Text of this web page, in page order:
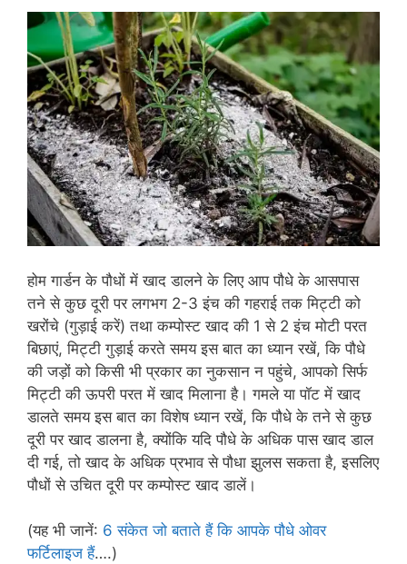
होम गार्डन के पौधों में खाद डालने के लिए आप पौधे के आसपास
तने से कुछ दूरी पर लगभग 2-3 इंच की गहराई तक मिट्टी को
खरोंचे (गुड़ाई करें) तथा कम्पोस्ट खाद की 1 से 2 इंच मोटी परत
बिछाएं, मिट्टी गुड़ाई करते समय इस बात का ध्यान रखें, कि पौधे
की जड़ों को किसी भी प्रकार का नुकसान न पहुंचे, आपको सिर्फ
मिट्टी की ऊपरी परत में खाद मिलाना है। गमले या पॉट में खाद
डालते समय इस बात का विशेष ध्यान रखें, कि पौधे के तने से कुछ
दूरी पर खाद डालना है, क्योंकि यदि पौधे के अधिक पास खाद डाल
दी गई, तो खाद के अधिक प्रभाव से पौधा झुलस सकता है, इसलिए
पौधों से उचित दूरी पर कम्पोस्ट खाद डालें।
(यह भी जानें: 6 संकेत जो बताते हैं कि आपके पौधे ओवर
फर्टिलाइज हैं….)